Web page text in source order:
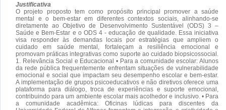
Justificativa
O projeto proposto tem como propósito principal promover a saúde
mental e o bem-estar em diferentes contextos sociais, alinhando-se
diretamente ao Objetivo de Desenvolvimento Sustentável (ODS) 3 –
Saúde e Bem-Estar e o ODS 4 - educação de qualidade. Essa iniciativa
visa responder às demandas locais por estratégias que ampliem o
cuidado em saúde mental, fortaleçam a resiliência emocional e
promovam práticas integrativas como suporte ao cuidado biopsicossocial.
1. Relevância Social e Educacional • Para a comunidade escolar: Alunos
da rede pública frequentemente enfrentam situações de vulnerabilidade
emocional e social que impactam seu desempenho escolar e bem-estar.
A implementação de grupos psicoeducativos e não diretivos oferece uma
plataforma para diálogo, troca de experiências e suporte emocional,
contribuindo para um ambiente escolar mais acolhedor e inclusivo. • Para
a comunidade acadêmica: Oficinas lúdicas para discentes da